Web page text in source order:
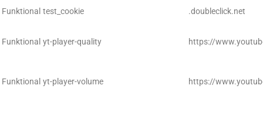
Funktional test_cookie .doubleclick.net
Funktional yt-player-quality https://
Funktional yt-player-volume https://